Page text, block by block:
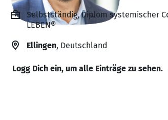
Selbstständig, Diplom systemischer
LEBEN®
Ellingen, Deutschland
Logg Dich ein, um alle Einträge zu sehen.